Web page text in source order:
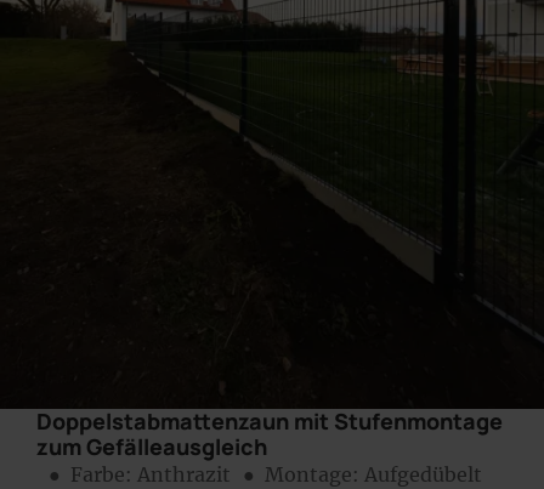
Doppelstabmattenzaun mit Stufenmontage
zum Gefälleausgleich
● Farbe: Anthrazit ● Montage: Aufgedübelt